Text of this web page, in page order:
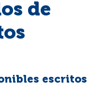
de
escritos